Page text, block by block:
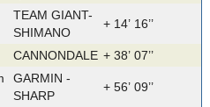
TEAM GIANT-
SHIMANO
+ 14’ 16’’
CANNONDALE + 38’ 07’’
GARMIN -
SHARP
+ 56’ 09’’